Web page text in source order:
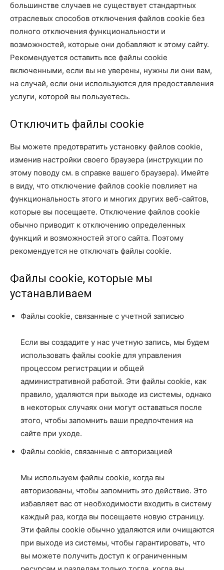
большинстве случаев не существует стандартных
отраслевых способов отключения файлов cookie без
полного отключения функциональности и
возможностей, которые они добавляют к этому сайту.
Рекомендуется оставить все файлы cookie
включенными, если вы не уверены, нужны ли они вам,
на случай, если они используются для предоставления
услуги, которой вы пользуетесь.
Отключить файлы cookie
Вы можете предотвратить установку файлов cookie,
изменив настройки своего браузера (инструкции по
этому поводу см. в справке вашего браузера). Имейте
в виду, что отключение файлов cookie повлияет на
функциональность этого и многих других веб-сайтов,
которые вы посещаете. Отключение файлов cookie
обычно приводит к отключению определенных
функций и возможностей этого сайта. Поэтому
рекомендуется не отключать файлы cookie.
Файлы cookie, которые мы
устанавливаем
Файлы cookie, связанные с учетной записью
Если вы создадите у нас учетную запись, мы будем
использовать файлы cookie для управления
процессом регистрации и общей
административной работой. Эти файлы cookie, как
правило, удаляются при выходе из системы, однако
в некоторых случаях они могут оставаться после
этого, чтобы запомнить ваши предпочтения на
сайте при уходе.
Файлы cookie, связанные с авторизацией
Мы используем файлы cookie, когда вы
авторизованы, чтобы запомнить это действие. Это
избавляет вас от необходимости входить в систему
каждый раз, когда вы посещаете новую страницу.
Эти файлы cookie обычно удаляются или очищаются
при выходе из системы, чтобы гарантировать, что
вы можете получить доступ к ограниченным